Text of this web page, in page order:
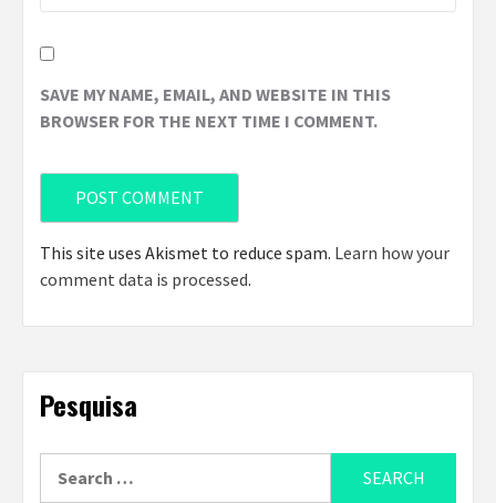
SAVE MY NAME, EMAIL, AND WEBSITE IN THIS
BROWSER FOR THE NEXT TIME I COMMENT.
This site uses Akismet to reduce spam. Learn how your
comment data is processed.
Pesquisa
for: